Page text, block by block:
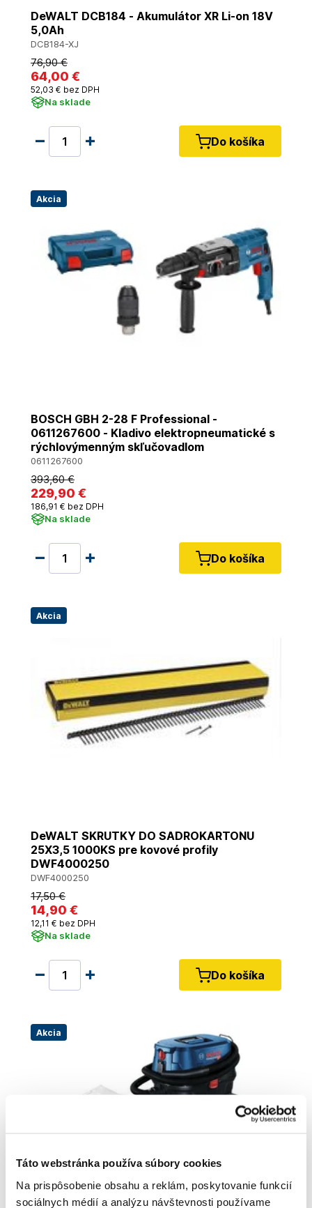
Táto webstránka používa súbory cookies
Na prispôsobenie obsahu a reklám, poskytovanie funkcií
sociálnych médií a analýzu návštevnosti používame
DeWALT DCB184 - Akumulátor XR Li-on 18V
5,0Ah
DCB184-XJ
76,90 €
64,00 €
52,03 € bez DPH
Na sklade
Do košíka
Akcia
BOSCH GBH 2-28 F Professional -
0611267600 - Kladivo elektropneumatické s
rýchlovýmenným skľučovadlom
0611267600
393,60 €
229,90 €
186,91 € bez DPH
Na sklade
Do košíka
Akcia
DeWALT SKRUTKY DO SADROKARTONU
25X3,5 1000KS pre kovové profily
DWF4000250
DWF4000250
17,50 €
14,90 €
12,11 € bez DPH
Na sklade
Do košíka
Akcia